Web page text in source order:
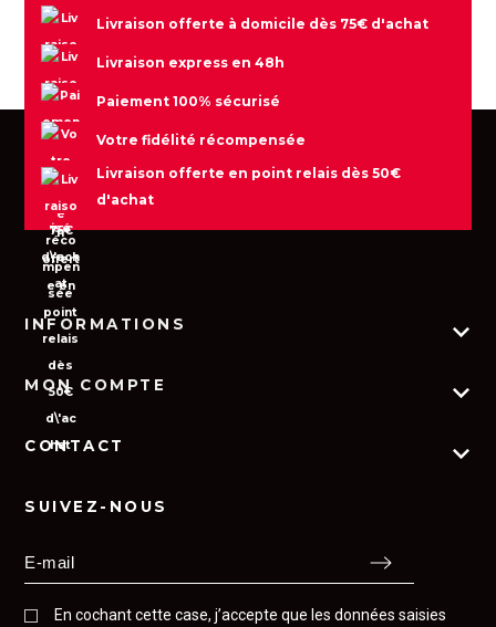
Livraison offerte à domicile dès 75€ d'achat
Livraison express en 48h
Paiement 100% sécurisé
Votre fidélité récompensée
Livraison offerte en point relais dès 50€
d'achat
INFORMATIONS
Plan du site
Contactez-nous
Qui sommes-nous ?
CGV
La presse en parle
Politique de confidentialité
MON COMPTE
Mes commandes
Mes informations personnelles
CONTACT
Appelez-nous : 0367100569
Rue de Magny
21310 SAVOLLES
France
SUIVEZ-NOUS
En cochant cette case, j’accepte que les données saisies